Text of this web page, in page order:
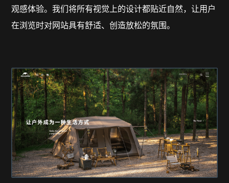
观感体验。我们将所有视觉上的设计都贴近自然，让用户
在浏览时对网站具有舒适、创造放松的氛围。